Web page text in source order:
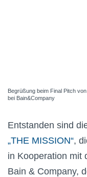
Begrüßung beim Final Pitch
bei Bain&Company
Entstanden sind
„THE MISSION“,
in Kooperation mit
Bain & Company,